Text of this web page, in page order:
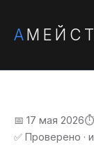
А
📅 17 мая 2026⏱️
✅ Проверено ·